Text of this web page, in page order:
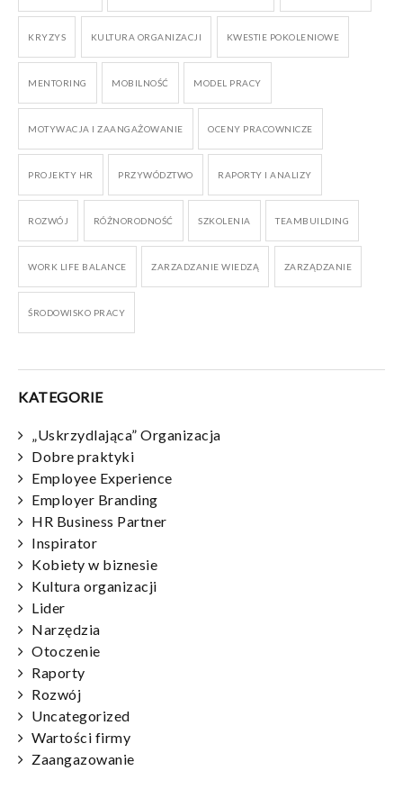
KRYZYS KULTURA ORGANIZACJI KWESTIE POKOLENIOWE
MENTORING MOBILNOŚĆ MODEL PRACY
MOTYWACJA I ZAANGAŻOWANIE OCENY PRACOWNICZE
PROJEKTY HR PRZYWÓDZTWO RAPORTY I ANALIZY
ROZWÓJ RÓŻNORODNOŚĆ SZKOLENIA TEAMBUILDING
WORK LIFE BALANCE ZARZADZANIE WIEDZĄ ZARZĄDZANIE
ŚRODOWISKO PRACY
KATEGORIE
„Uskrzydlająca” Organizacja
Dobre praktyki
Employee Experience
Employer Branding
HR Business Partner
Inspirator
Kobiety w biznesie
Kultura organizacji
Lider
Narzędzia
Otoczenie
Raporty
Rozwój
Uncategorized
Wartości firmy
Zaangazowanie